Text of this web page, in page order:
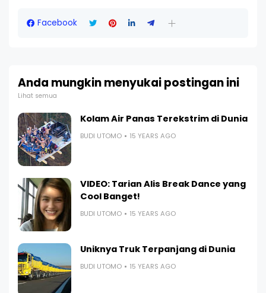
Facebook
Anda mungkin menyukai postingan ini
Lihat semua
Kolam Air Panas Terekstrim di Dunia
BUDI UTOMO 15 YEARS AGO
VIDEO: Tarian Alis Break Dance yang
Cool Banget!
BUDI UTOMO 15 YEARS AGO
Uniknya Truk Terpanjang di Dunia
BUDI UTOMO 15 YEARS AGO